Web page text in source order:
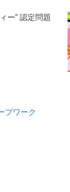
ー” 認定問題
プワーク